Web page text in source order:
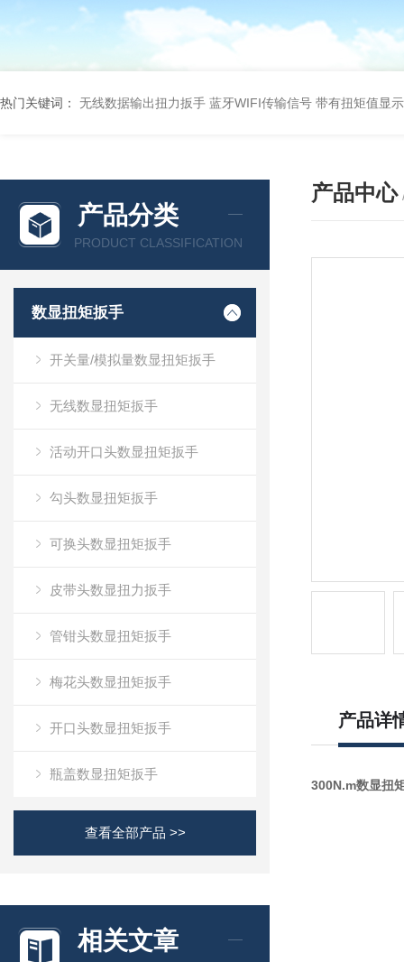
热门关键词： 无线数据输出扭力扳手 蓝牙WIFI传输信号 带有扭矩值显
产品分类
PRODUCT CLASSIFICATION
数显扭矩扳手
开关量/模拟量数显扭矩扳手
无线数显扭矩扳手
活动开口头数显扭矩扳手
勾头数显扭矩扳手
可换头数显扭矩扳手
皮带头数显扭力扳手
管钳头数显扭矩扳手
梅花头数显扭矩扳手
开口头数显扭矩扳手
瓶盖数显扭矩扳手
查看全部产品 >>
相关文章
产品中心
产品详
300N.m数显扭